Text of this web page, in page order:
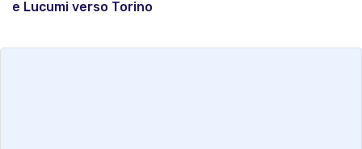
e Lucumi verso Torino